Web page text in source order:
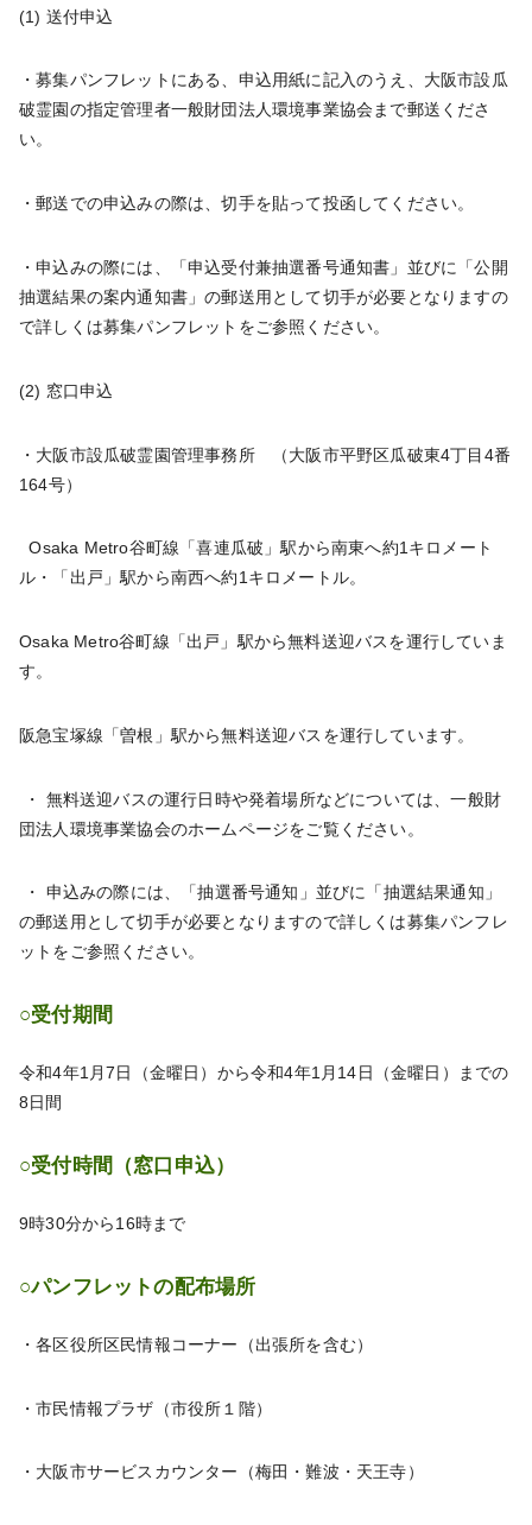
(1) 送付申込
・募集パンフレットにある、申込用紙に記入のうえ、大阪市設瓜
破霊園の指定管理者一般財団法人環境事業協会まで郵送くださ
い。
・郵送での申込みの際は、切手を貼って投函してください。
・申込みの際には、「申込受付兼抽選番号通知書」並びに「公開
抽選結果の案内通知書」の郵送用として切手が必要となりますの
で詳しくは募集パンフレットをご参照ください。
(2) 窓口申込
・大阪市設瓜破霊園管理事務所 （大阪市平野区瓜破東4丁目4番
164号）
Osaka Metro谷町線「喜連瓜破」駅から南東へ約1キロメート
ル・「出戸」駅から南西へ約1キロメートル。
Osaka Metro谷町線「出戸」駅から無料送迎バスを運行していま
す。
阪急宝塚線「曽根」駅から無料送迎バスを運行しています。
・ 無料送迎バスの運行日時や発着場所などについては、一般財
団法人環境事業協会のホームページをご覧ください。
・ 申込みの際には、「抽選番号通知」並びに「抽選結果通知」
の郵送用として切手が必要となりますので詳しくは募集パンフレ
ットをご参照ください。
○受付期間
令和4年1月7日（金曜日）から令和4年1月14日（金曜日）までの
8日間
○受付時間（窓口申込）
9時30分から16時まで
○パンフレットの配布場所
・各区役所区民情報コーナー（出張所を含む）
・市民情報プラザ（市役所１階）
・大阪市サービスカウンター（梅田・難波・天王寺）